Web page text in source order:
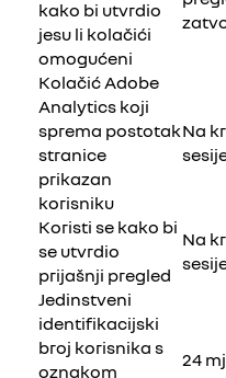
kako bi utvrdio
jesu li kolačići
omogućeni
Kolačić Adobe
Analytics koji
sprema postotak
stranice
prikazan
korisniku
Na
Koristi se kako bi
se utvrdio
prijašnji pregled
Na
Jedinstveni
identifikacijski
broj korisnika s
oznakom
24